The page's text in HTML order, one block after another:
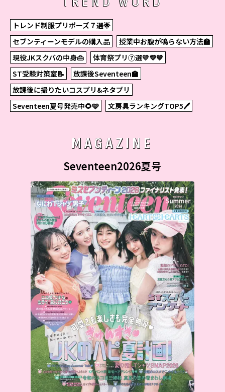
トレンド制服プリポーズ７選🌟
セブンティーンモデルの購入品
授業中お腹が鳴らない方法🏫
現役JKスクバの中身👜
体育祭プリ⑦選💛💜💙
ST受験対策室📝
放課後Seventeen🏫
放課後に撮りたいコスプリ&ネタプリ
Seventeen夏号発売中🌻🩵
文房具ランキングTOP5🖊
MAGAZINE
Seventeen2026夏号